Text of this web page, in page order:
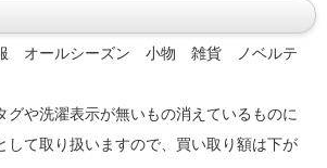
服 オールシーズン 小物 雑貨 ノベルテ
グや洗濯表示が無いもの消えているものに
して取り扱いますので、買い取り額は下が